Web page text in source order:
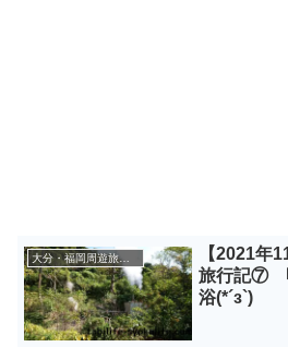
大分・福岡周遊旅（2021年11月）
【2021年
旅行記⑦
浴(*´з`)